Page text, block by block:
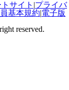
サイト |プライバ
基本規約|電子版
reserved.